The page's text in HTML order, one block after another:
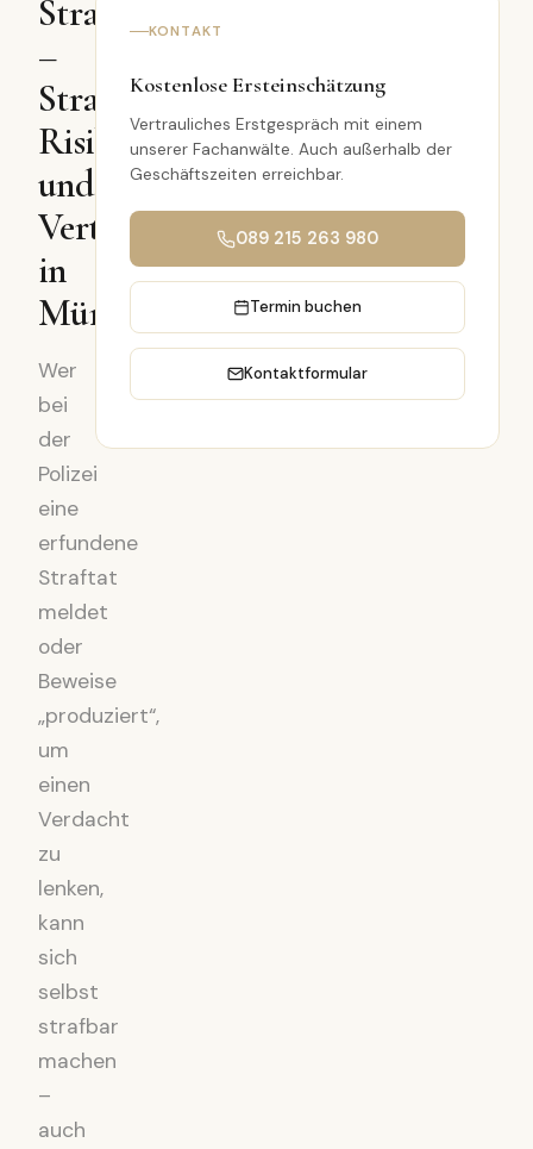
Straftat
–
Strafbarkeit,
Risiken
und
Verteidigung
in
München
Wer
bei
der
Polizei
eine
erfundene
Straftat
meldet
oder
Beweise
„produziert“,
um
einen
Verdacht
zu
lenken,
kann
sich
selbst
strafbar
machen
–
auch
KONTAKT
Kostenlose Ersteinschätzung
Vertrauliches Erstgespräch mit einem
unserer Fachanwälte. Auch außerhalb der
Geschäftszeiten erreichbar.
089 215 263 980
Termin buchen
Kontaktformular